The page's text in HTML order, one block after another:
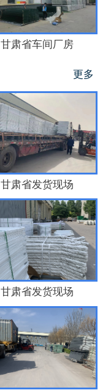
甘肃省车间厂房
更多
甘肃省发货现场
甘肃省发货现场